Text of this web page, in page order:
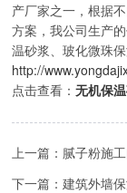
产厂家之一，根据
方案，我公司生产
温砂浆、玻化微珠
http://
点击查看：无机保
上一篇：腻子粉施
下一篇：建筑外墙